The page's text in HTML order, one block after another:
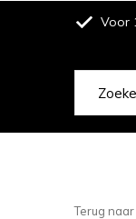
Voor
Terug